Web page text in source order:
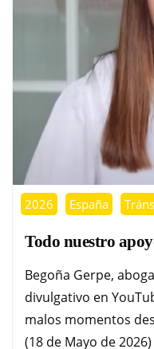
2026 España
Todo nuestro
Begoña Gerpe,
divulgativo en
malos momentos
(18 de Mayo de